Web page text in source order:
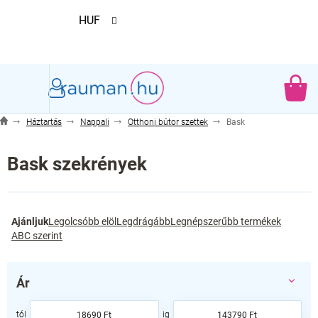
HUF
Háztartás Nappali Otthoni bútor szettek Bask
Bask szekrények
e
r
k
AjánljukLegolcsóbb elöl LegdrágábbLegnépszerűbb termékek
ABC szerint
Ár
18690 Ft 143790 Ft